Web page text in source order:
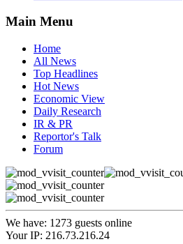
Main Menu
Home
All News
Top Headlines
Hot News
Economic View
Daily Research
IR & PR
Reportor's Talk
Forum
We have: 1273 guests online
Your IP: 216.73.216.24